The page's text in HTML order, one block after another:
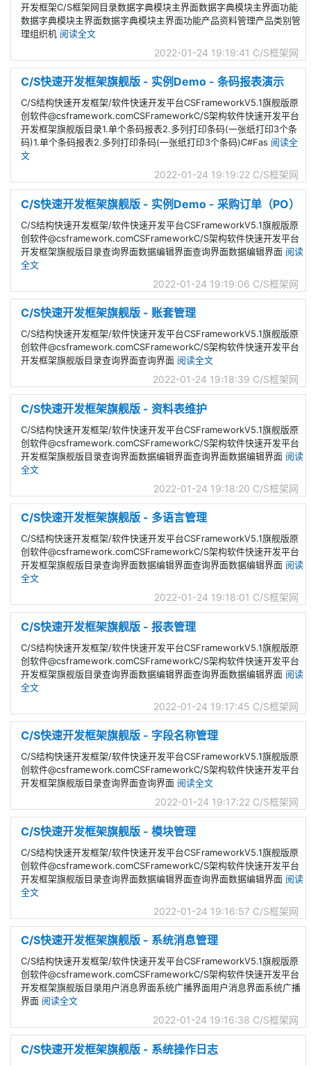
开发框架C/S框架网目录数据字典模块主界面数据字典模块主界面功能
数据字典模块主界面数据字典模块主界面功能产品资料管理产品类别管
理组织机 阅读全文
2022-01-24 19:19:41 C/S框架网
C/S快速开发框架旗舰版 - 实例Demo - 条码报表演示
C/S结构快速开发框架/软件快速开发平台CSFrameworkV5.1旗舰版原
创软件@csframework.comCSFrameworkC/S架构软件快速开发平台
开发框架旗舰版目录1.单个条码报表2.多列打印条码(一张纸打印3个条
码)1.单个条码报表2.多列打印条码(一张纸打印3个条码)C#Fas 阅读全
文
2022-01-24 19:19:22 C/S框架网
C/S快速开发框架旗舰版 - 实例Demo - 采购订单（PO）
C/S结构快速开发框架/软件快速开发平台CSFrameworkV5.1旗舰版原
创软件@csframework.comCSFrameworkC/S架构软件快速开发平台
开发框架旗舰版目录查询界面数据编辑界面查询界面数据编辑界面 阅读
全文
2022-01-24 19:19:06 C/S框架网
C/S快速开发框架旗舰版 - 账套管理
C/S结构快速开发框架/软件快速开发平台CSFrameworkV5.1旗舰版原
创软件@csframework.comCSFrameworkC/S架构软件快速开发平台
开发框架旗舰版目录查询界面查询界面 阅读全文
2022-01-24 19:18:39 C/S框架网
C/S快速开发框架旗舰版 - 资料表维护
C/S结构快速开发框架/软件快速开发平台CSFrameworkV5.1旗舰版原
创软件@csframework.comCSFrameworkC/S架构软件快速开发平台
开发框架旗舰版目录查询界面数据编辑界面查询界面数据编辑界面 阅读
全文
2022-01-24 19:18:20 C/S框架网
C/S快速开发框架旗舰版 - 多语言管理
C/S结构快速开发框架/软件快速开发平台CSFrameworkV5.1旗舰版原
创软件@csframework.comCSFrameworkC/S架构软件快速开发平台
开发框架旗舰版目录查询界面数据编辑界面查询界面数据编辑界面 阅读
全文
2022-01-24 19:18:01 C/S框架网
C/S快速开发框架旗舰版 - 报表管理
C/S结构快速开发框架/软件快速开发平台CSFrameworkV5.1旗舰版原
创软件@csframework.comCSFrameworkC/S架构软件快速开发平台
开发框架旗舰版目录查询界面数据编辑界面查询界面数据编辑界面 阅读
全文
2022-01-24 19:17:45 C/S框架网
C/S快速开发框架旗舰版 - 字段名称管理
C/S结构快速开发框架/软件快速开发平台CSFrameworkV5.1旗舰版原
创软件@csframework.comCSFrameworkC/S架构软件快速开发平台
开发框架旗舰版目录查询界面查询界面 阅读全文
2022-01-24 19:17:22 C/S框架网
C/S快速开发框架旗舰版 - 模块管理
C/S结构快速开发框架/软件快速开发平台CSFrameworkV5.1旗舰版原
创软件@csframework.comCSFrameworkC/S架构软件快速开发平台
开发框架旗舰版目录查询界面数据编辑界面查询界面数据编辑界面 阅读
全文
2022-01-24 19:16:57 C/S框架网
C/S快速开发框架旗舰版 - 系统消息管理
C/S结构快速开发框架/软件快速开发平台CSFrameworkV5.1旗舰版原
创软件@csframework.comCSFrameworkC/S架构软件快速开发平台
开发框架旗舰版目录用户消息界面系统广播界面用户消息界面系统广播
界面 阅读全文
2022-01-24 19:16:38 C/S框架网
C/S快速开发框架旗舰版 - 系统操作日志